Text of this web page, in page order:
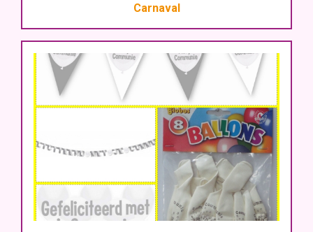
Carnaval